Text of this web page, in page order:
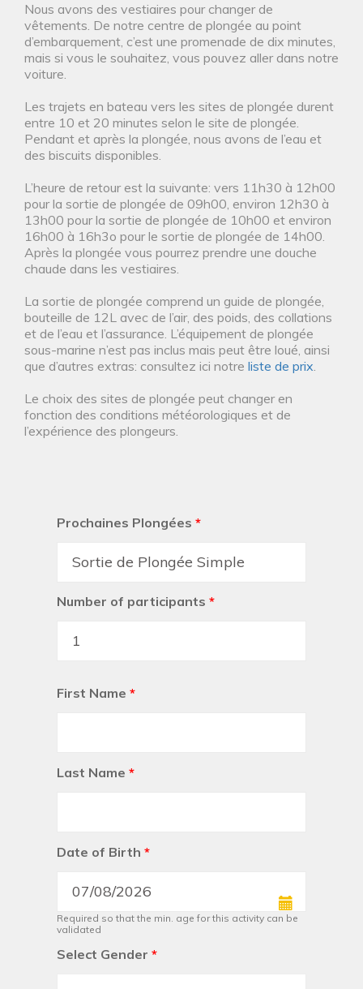
Nous avons des vestiaires pour changer de
vêtements. De notre centre de plongée au point
d’embarquement, c’est une promenade de dix minutes,
mais si vous le souhaitez, vous pouvez aller dans notre
voiture.
Les trajets en bateau vers les sites de plongée durent
entre 10 et 20 minutes selon le site de plongée.
Pendant et après la plongée, nous avons de l’eau et
des biscuits disponibles.
L’heure de retour est la suivante: vers 11h30 à 12h00
pour la sortie de plongée de 09h00, environ 12h30 à
13h00 pour la sortie de plongée de 10h00 et environ
16h00 à 16h3o pour le sortie de plongée de 14h00.
Après la plongée vous pourrez prendre une douche
chaude dans les vestiaires.
La sortie de plongée comprend un guide de plongée,
bouteille de 12L avec de l’air, des poids, des collations
et de l’eau et l’assurance. L’équipement de plongée
sous-marine n’est pas inclus mais peut être loué, ainsi
que d’autres extras: consultez ici notre liste de prix.
Le choix des sites de plongée peut changer en
fonction des conditions météorologiques et de
l’expérience des plongeurs.
Prochaines Plongées *
Number of participants *
First Name *
Last Name *
Date of Birth *
Required so that the min. age for this activity can be
validated
Select Gender *